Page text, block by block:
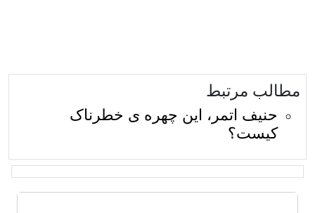
مرتبط
حنیف اتمر، این چهره ی خطرناک
کیست؟